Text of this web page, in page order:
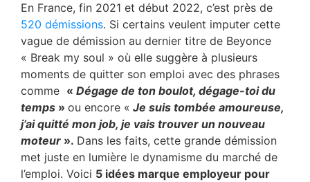
En France, fin 2021 et début 2022, c’est près de
520 démissions. Si certains veulent imputer cette
vague de démission au dernier titre de Beyonce
« Break my soul » où elle suggère à plusieurs
moments de quitter son emploi avec des phrases
comme « Dégage de ton boulot, dégage-toi du
temps » ou encore « Je suis tombée amoureuse,
j’ai quitté mon job, je vais trouver un nouveau
moteur ». Dans les faits, cette grande démission
met juste en lumière le dynamisme du marché de
l’emploi. Voici 5 idées marque employeur pour